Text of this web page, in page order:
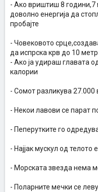
- Ако вриштиш 8
доволно енергија да
пробајте
- Човековото
да испрска крв до 10
- Ако ја удираш главата
калории
- Сомот разликува 27.000
- Некои лавови се парат
- Пеперутките го
- Најјак мускул од телото
- Морската звезда нема
- Поларните мечки се